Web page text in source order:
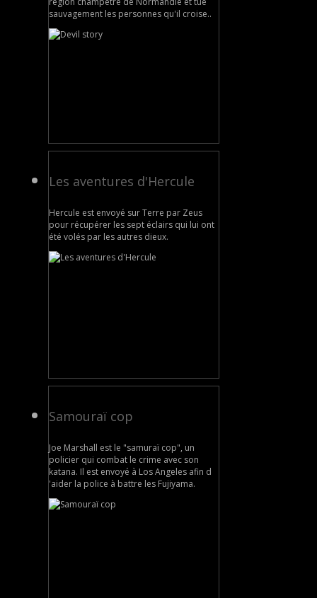
sauvagement les personnes qu'il croise..
Les aventures d'Hercule
Hercule est envoyé sur Terre par Zeus
pour récupérer les sept éclairs qui lui ont
été volés par les autres dieux.
Samouraï cop
Joe Marshall est le "samuraï cop", un
policier qui combat le crime avec son
katana. Il est envoyé à Los Angeles afin d
'aider la police à battre les Fujiyama.